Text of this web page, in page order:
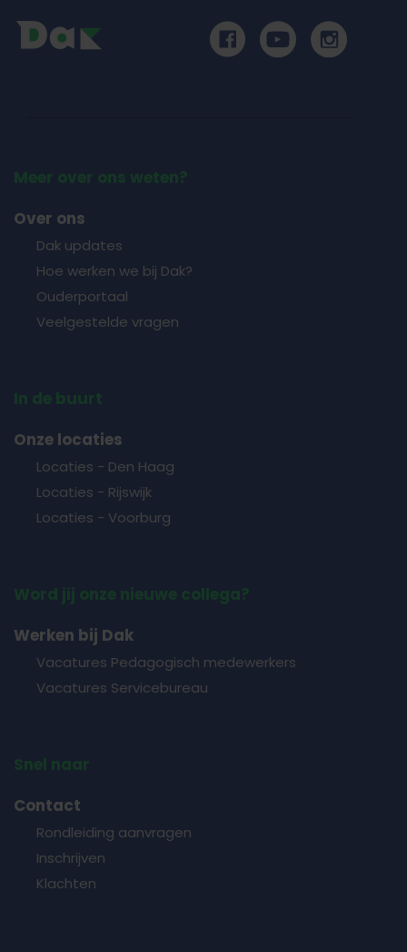
Meer over ons weten?
Over ons
Dak updates
Hoe werken we bij Dak?
Ouderportaal
Veelgestelde vragen
In de buurt
Onze locaties
Locaties - Den Haag
Locaties - Rijswijk
Locaties - Voorburg
Word jij onze nieuwe collega?
Werken bij Dak
Vacatures Pedagogisch medewerkers
Vacatures Servicebureau
Snel naar
Contact
Rondleiding aanvragen
Inschrijven
Klachten